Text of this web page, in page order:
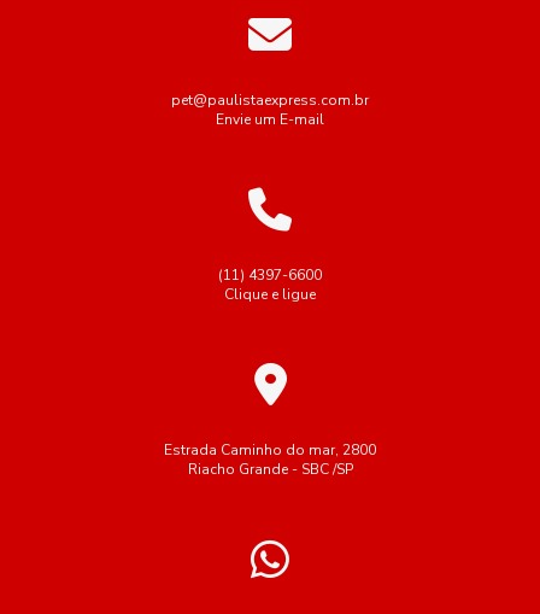
pet@paulistaexpress.com.br
Envie um E-mail
(11) 4397-6600
Clique e ligue
Estrada Caminho do mar, 2800
Riacho Grande - SBC /SP